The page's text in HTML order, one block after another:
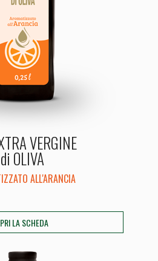
VERGINE
di OLIVA
ALL'ARANCIA
LA SCHEDA